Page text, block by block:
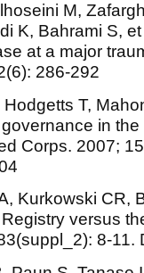
M,
K, Bahrami S,
at a major
286-292
Hodgetts T,
in
Corps. 2007;
Kurkowski CR,
versus
8-11.